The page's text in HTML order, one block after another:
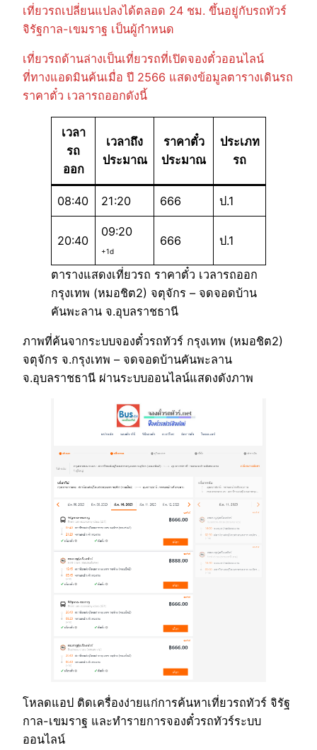
เที่ยวรถเปลี่ยนแปลงได้ตลอด 24 ชม. ขึ้นอยู่กับรถทัวร์
จิรัฐกาล-เขมราฐ เป็นผู้กำหนด
เที่ยวรถด้านล่างเป็นเที่ยวรถที่เปิดจองตั๋วออนไลน์
ที่ทางแอดมินค้นเมื่อ ปี 2566 แสดงข้อมูลตารางเดินรถ
ราคาตั๋ว เวลารถออกดังนี้
เวลา
รถ
ออก
เวลาถึง
ประมาณ
ราคาตั๋ว
ประมาณ
ประเภท
รถ
08:40 21:20 666 ป.1
20:40
09:20
+1d
666 ป.1
ตารางแสดงเที่ยวรถ ราคาตั๋ว เวลารถออก
กรุงเทพ (หมอชิต2) จตุจักร – จดจอดบ้าน
คันพะลาน จ.อุบลราชธานี
ภาพที่ค้นจากระบบจองตั๋วรถทัวร์ กรุงเทพ (หมอชิต2)
จตุจักร จ.กรุงเทพ – จดจอดบ้านคันพะลาน
จ.อุบลราชธานี ผ่านระบบออนไลน์แสดงดังภาพ
โหลดแอป ติดเครื่องง่ายแก่การค้นหาเที่ยวรถทัวร์ จิรัฐ
กาล-เขมราฐ และทำรายการจองตั๋วรถทัวร์ระบบ
ออนไลน์